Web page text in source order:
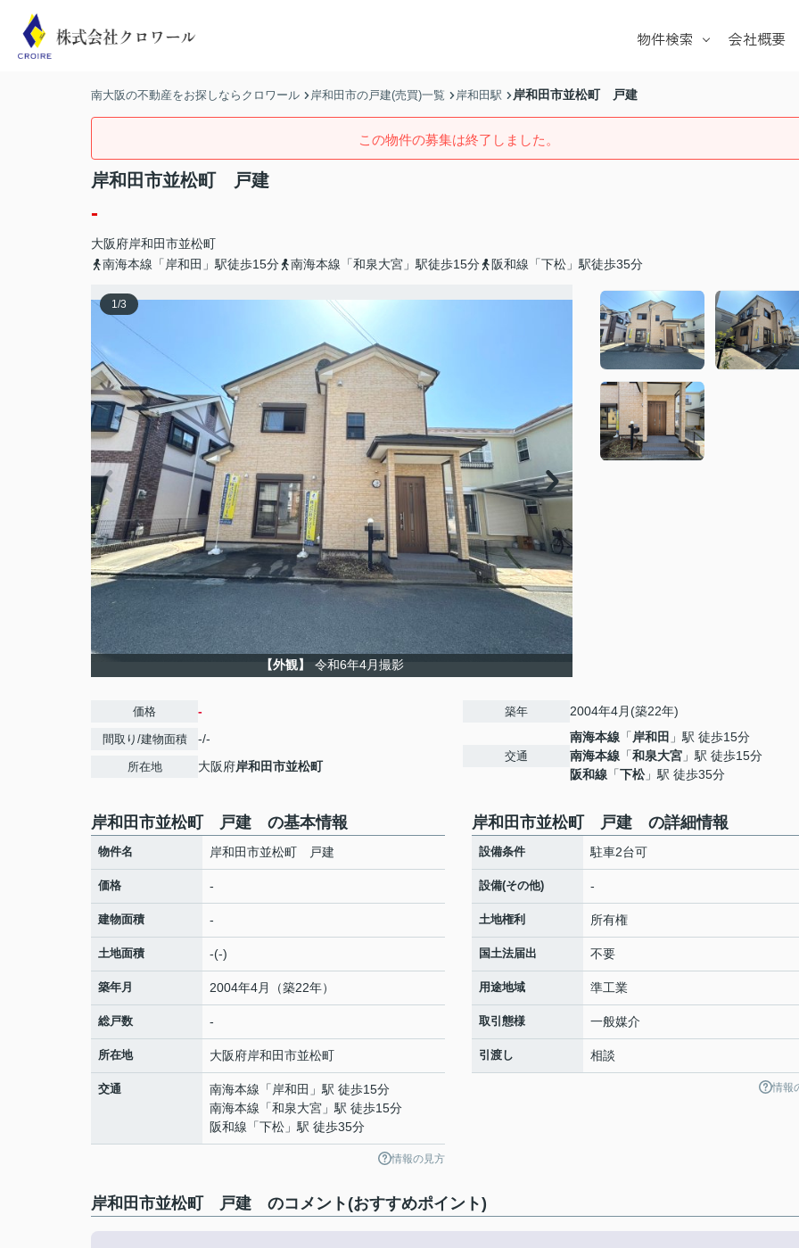
物件検索
マンション
土地
会社概要
南大阪の不動産をお探しならクロワール 岸和田市の戸建(売買)一覧 岸和田駅 岸和田市並松町 戸建
この物件の募集は終了しました。
岸和田市並松町 戸建
-
大阪府岸和田市並松町
南海本線「岸和田」駅徒歩15分
南海本線「和泉大宮」駅徒歩15分 阪和線「下松」駅徒歩35分
1/3
【外観】 令和6年4月撮影
価格 -
間取り/建物面積 -/-
所在地 大阪府岸和田市並松町
築年 2004年4月(築22年)
交通
南海本線 「 岸和田 」駅 徒歩15分
南海本線 「和泉大宮 」駅 徒歩15分
阪和線 「下松」駅 徒歩35分
岸和田市並松町 戸建 の基本情報
物件名 岸和田市並松町 戸建
価格 -
建物面積 -
土地面積 -(-)
築年月 2004年4月（築22年）
総戸数 -
所在地 大阪府岸和田市並松町
交通 南海本線 「 岸和田 」駅 徒歩15分
南海本線 「和泉大宮 」駅 徒歩15分
阪和線 「下松 」駅 徒歩35分
情報の見方
岸和田市並松町 戸建 の詳細情報
設備条件 駐車2台可
設備(その他) -
土地権利 所有権
国土法届出 不要
用途地域 準工業
取引態様 一般媒介
引渡し 相談
情報
岸和田市並松町 戸建 のコメント(おすすめポイント)